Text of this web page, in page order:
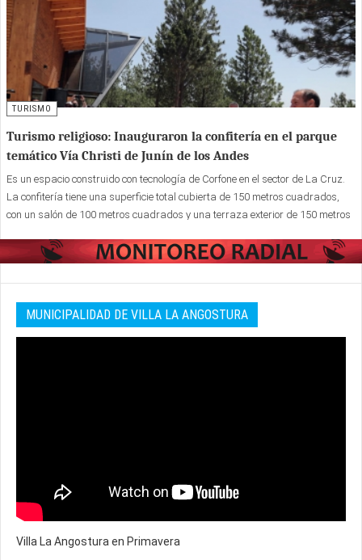
TURISMO
Turismo religioso: Inauguraron la confitería en el parque
temático Vía Christi de Junín de los Andes
Es un espacio construido con tecnología de Corfone en el sector de La Cruz.
La confitería tiene una superficie total cubierta de 150 metros cuadrados,
con un salón de 100 metros cuadrados y una terraza exterior de 150 metros
MUNICIPALIDAD DE VILLA LA ANGOSTURA
Villa La Angostura en Primavera